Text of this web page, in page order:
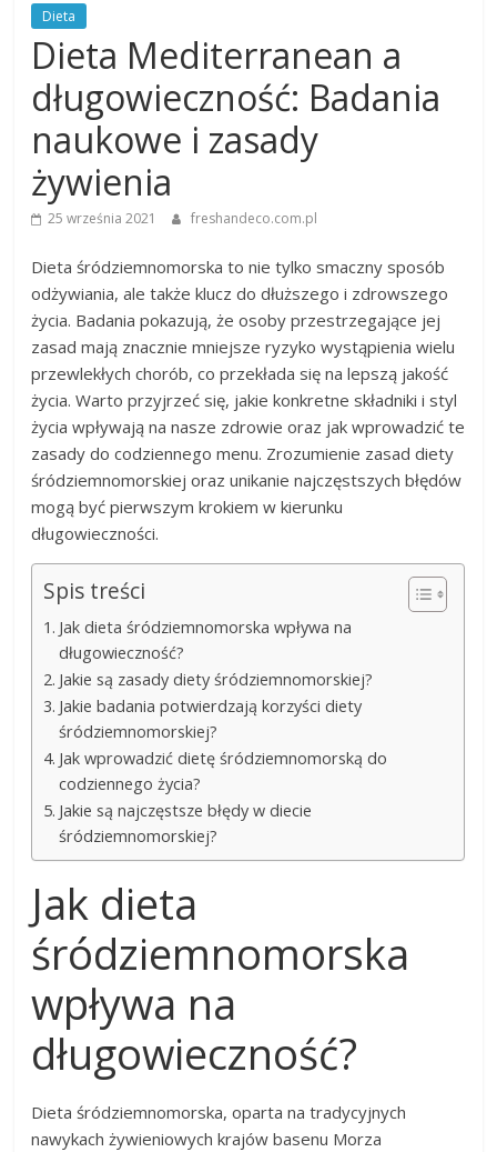
Dieta
Dieta Mediterranean a
długowieczność: Badania
naukowe i zasady
żywienia
25 września 2021 freshandeco.com.pl
Dieta śródziemnomorska to nie tylko smaczny sposób
odżywiania, ale także klucz do dłuższego i zdrowszego
życia. Badania pokazują, że osoby przestrzegające jej
zasad mają znacznie mniejsze ryzyko wystąpienia wielu
przewlekłych chorób, co przekłada się na lepszą jakość
życia. Warto przyjrzeć się, jakie konkretne składniki i styl
życia wpływają na nasze zdrowie oraz jak wprowadzić te
zasady do codziennego menu. Zrozumienie zasad diety
śródziemnomorskiej oraz unikanie najczęstszych błędów
mogą być pierwszym krokiem w kierunku
długowieczności.
Spis treści
Jak dieta śródziemnomorska wpływa na
długowieczność?
Jakie są zasady diety śródziemnomorskiej?
Jakie badania potwierdzają korzyści diety
śródziemnomorskiej?
Jak wprowadzić dietę śródziemnomorską do
codziennego życia?
Jakie są najczęstsze błędy w diecie
śródziemnomorskiej?
Jak dieta
śródziemnomorska
wpływa na
długowieczność?
Dieta śródziemnomorska, oparta na tradycyjnych
nawykach żywieniowych krajów basenu Morza